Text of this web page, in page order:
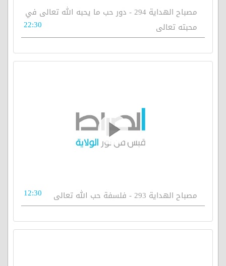
مصباح الهداية 294 - دور حب ما يحبه الله تعالى في
محبته تعالى
22:30
مصباح الهداية 293 - فلسفة حب الله تعالى 12:30